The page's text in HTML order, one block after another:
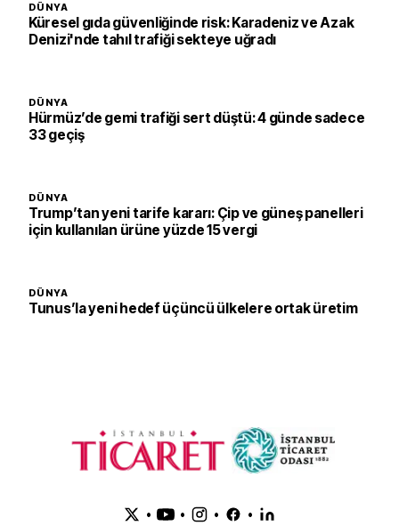
DÜNYA
Küresel gıda güvenliğinde risk: Karadeniz ve Azak
Denizi'nde tahıl trafiği sekteye uğradı
DÜNYA
Hürmüz’de gemi trafiği sert düştü: 4 günde sadece
33 geçiş
DÜNYA
Trump’tan yeni tarife kararı: Çip ve güneş panelleri
için kullanılan ürüne yüzde 15 vergi
DÜNYA
Tunus’la yeni hedef üçüncü ülkelere ortak üretim
• • • •